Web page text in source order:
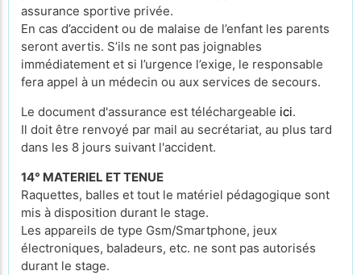
assurance sportive privée.
En cas d’accident ou de malaise de l’enfant les parents
seront avertis. S’ils ne sont pas joignables
immédiatement et si l’urgence l’exige, le responsable
fera appel à un médecin ou aux services de secours.
Le document d'assurance est téléchargeable ici.
Il doit être renvoyé par mail au secrétariat, au plus tard
dans les 8 jours suivant l'accident.
14° MATERIEL ET TENUE
Raquettes, balles et tout le matériel pédagogique sont
mis à disposition durant le stage.
Les appareils de type Gsm/Smartphone, jeux
électroniques, baladeurs, etc. ne sont pas autorisés
durant le stage.